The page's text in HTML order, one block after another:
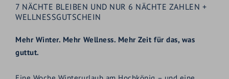
7 NÄCHTE BLEIBEN UND NUR 6 NÄCHTE ZAHLEN +
WELLNESSGUTSCHEIN
Mehr Winter. Mehr Wellness. Mehr Zeit für das, was
guttut.